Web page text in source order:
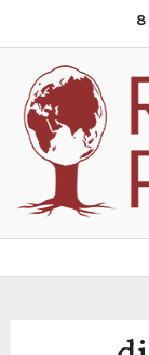
al
contenido